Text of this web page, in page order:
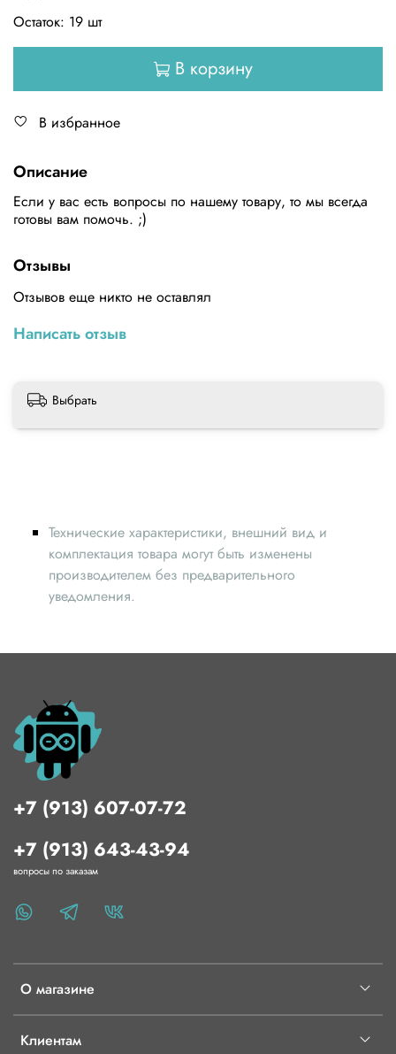
Остаток: 19 шт
В корзину
В избранное
Описание
Если у вас есть вопросы по нашему товару, то мы всегда
готовы вам помочь. ;)
Отзывы
Отзывов еще никто не оставлял
Написать отзыв
Выбрать
Технические характеристики, внешний вид и
комплектация товара могут быть изменены
производителем без предварительного
уведомления.
О магазине
Клиентам
+7 (913) 607-07-72
+7 (913) 643-43-94
вопросы по заказам